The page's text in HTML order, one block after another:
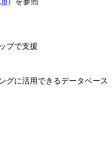
プで支援
グに活用できるデータベース